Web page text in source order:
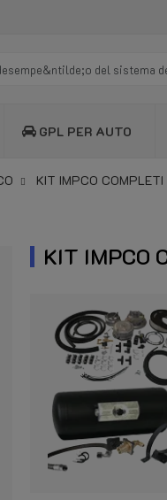
GPL PER AUTO
KIT IMPCO COMPLETI
KIT IMPCO